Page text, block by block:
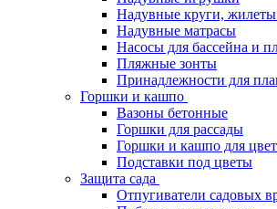
Надувные круги,
Надувные матрасы
Насосы для бассейна и
Пляжные зонты
Принадлежности для
Горшки и кашпо
Вазоны бетонные
Горшки для рассады
Горшки и кашпо для
Подставки под цветы
Защита сада
Отпугиватели садовых